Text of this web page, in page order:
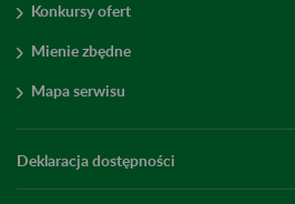
Konkursy ofert
Mienie zbędne
Mapa serwisu
Deklaracja dostępności